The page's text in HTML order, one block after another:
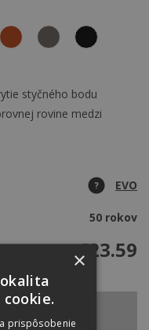
styčného bodu
rovine medzi
? EVO
50 rokov
€23.59
×
prispôsobenie